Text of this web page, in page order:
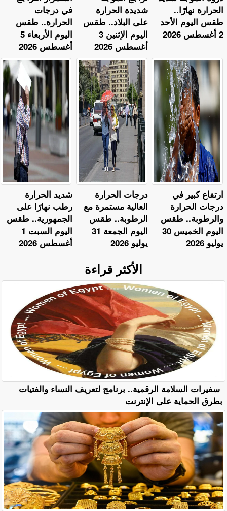
في درجات
الحرارة.. طقس
اليوم الأربعاء 5
أغسطس 2026
شديدة الحرارة
على البلاد.. طقس
اليوم الإثنين 3
أغسطس 2026
الحرارة نهارًا..
طقس اليوم الأحد
2 أغسطس 2026
​شديد الحرارة
رطب نهارًا على
الجمهورية.. طقس
اليوم السبت 1
أغسطس 2026
​درجات الحرارة
العالية مستمرة مع
الرطوبة.. طقس
اليوم الجمعة 31
يوليو 2026
ارتفاع كبير في
درجات الحرارة
والرطوبة.. طقس
اليوم الخميس 30
يوليو 2026
الأكثر قراءة
سفيرات السلامة الرقمية.. برنامج لتعريف النساء والفتيات
بطرق الحماية على الإنترنت